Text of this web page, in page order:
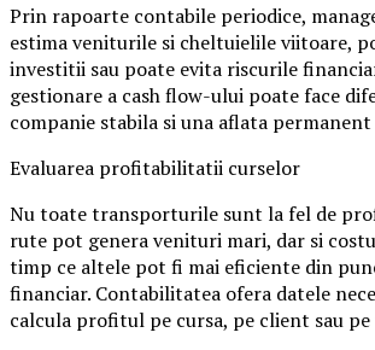
Prin rapoarte contabile periodice,
estima veniturile si cheltuielile viitoare,
investitii sau poate evita riscurile
gestionare a cash flow-ului poate face
companie stabila si una aflata permanent
Evaluarea profitabilitatii curselor
Nu toate transporturile sunt la fel de
rute pot genera venituri mari, dar si
timp ce altele pot fi mai eficiente din
financiar. Contabilitatea ofera datele
calcula profitul pe cursa, pe client sau